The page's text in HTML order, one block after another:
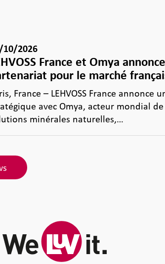
10/2026
France et Omya
pour le marché
France – LEHVOSS France
avec Omya, acteur mondial
minérales naturelles,…